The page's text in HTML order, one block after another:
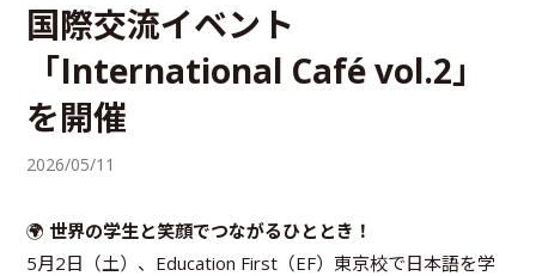
国際交流イベント
「International Café vol.2」
を開催
2026/05/11
🌍 世界の学生と笑顔でつながるひととき！
5月2日（土）、Education First（EF）東京校で日本語を学